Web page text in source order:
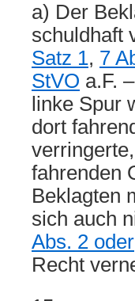
a) Der
schuldhaft
Satz 1, 7
StVO a.F.
linke Spur
dort
fahrenden
Beklagten
sich auch
Abs. 2 oder
Recht